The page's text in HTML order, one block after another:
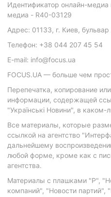
Идентификатор онлайн-
медиа - R40-03129
Адрес: 01133, г. Киев,
Телефон: +38 044 207 45 54
E-mail: info@focus.ua
FOCUS.UA — больше чем
Перепечатка, копирование
информации, содержащей
"Українські Новини", в
Все материалы, которые
ссылкой на агентство
дальнейшему
любой форме, кроме как с
агентства.
Материалы с плашками "Р",
компаний", "Новости партий",